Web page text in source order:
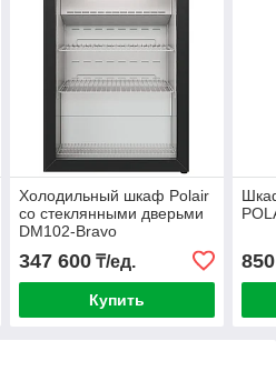
Холодильный шкаф Polair
со стеклянными дверьми
DM102-Bravo
(606x600x890 мм.)
347 600₸/ед.
Купить